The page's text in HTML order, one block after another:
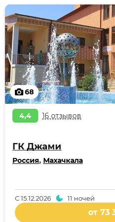
68
4,4 16 отзывов
ГК Джами
Россия, Махачкала
С15.12.2026 11 ночей
от 73